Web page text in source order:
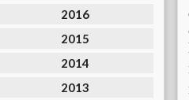
2016
2015
2014
2013